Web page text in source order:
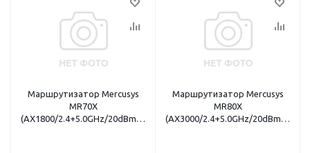
Маршрутизатор Mercusys
MR70X
(AX1800/2.4+5.0GHz/20dBm/4x5dBi/MU-
Маршрутизатор Mercusys
MR80X
(AX3000/2.4+5.0GHz/20dBm/